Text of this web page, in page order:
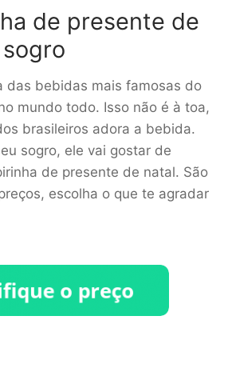
de presente de
das bebidas mais famosas do
mundo todo. Isso não é à toa,
brasileiros adora a bebida.
sogro, ele vai gostar de
de presente de natal. São
escolha o que te agradar